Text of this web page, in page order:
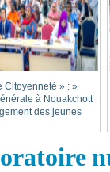
Citoyenneté » :
à Nouakchott
des jeunes